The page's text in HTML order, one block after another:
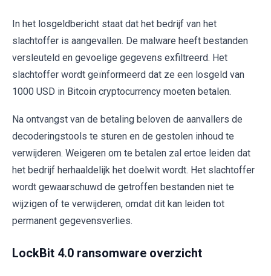
In het losgeldbericht staat dat het bedrijf van het
slachtoffer is aangevallen. De malware heeft bestanden
versleuteld en gevoelige gegevens exfiltreerd. Het
slachtoffer wordt geïnformeerd dat ze een losgeld van
1000 USD in Bitcoin cryptocurrency moeten betalen.
Na ontvangst van de betaling beloven de aanvallers de
decoderingstools te sturen en de gestolen inhoud te
verwijderen. Weigeren om te betalen zal ertoe leiden dat
het bedrijf herhaaldelijk het doelwit wordt. Het slachtoffer
wordt gewaarschuwd de getroffen bestanden niet te
wijzigen of te verwijderen, omdat dit kan leiden tot
permanent gegevensverlies.
LockBit 4.0 ransomware overzicht